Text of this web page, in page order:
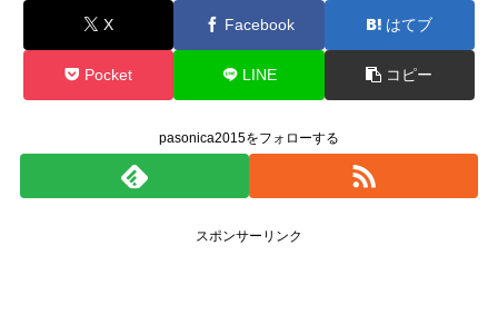
X Facebook はてブ
Pocket LINE コピー
pasonica2015をフォローする
スポンサーリンク